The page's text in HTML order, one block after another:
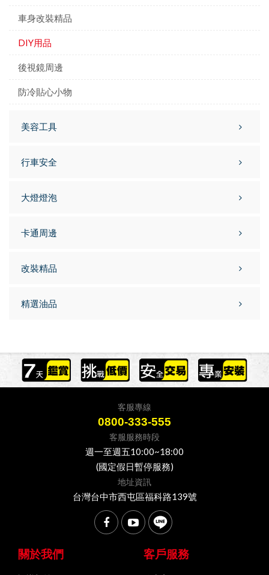
車身改裝精品
DIY用品
後視鏡周邊
防冷貼心小物
美容工具
行車安全
大燈燈泡
卡通周邊
改裝精品
精選油品
客服專線
0800-333-555
客服服務時段
週一至週五10:00~18:00
(國定假日暫停服務)
地址資訊
台灣台中市西屯區福科路139號
關於我們 客戶服務